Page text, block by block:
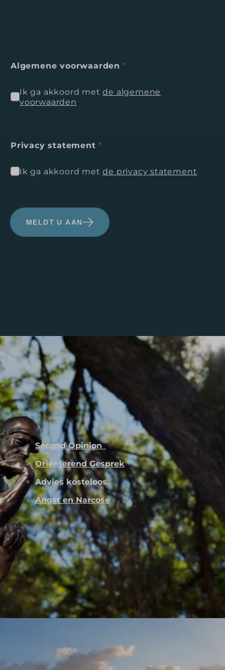
Algemene voorwaarden *
Ik ga akkoord metde algemene
voorwaarden
Privacy statement*
Ik ga akkoord metde privacy statement
MELDT U AAN
Second Opinion
Oriënterend Gesprek
Advies kosteloos.
Angst en Narcose